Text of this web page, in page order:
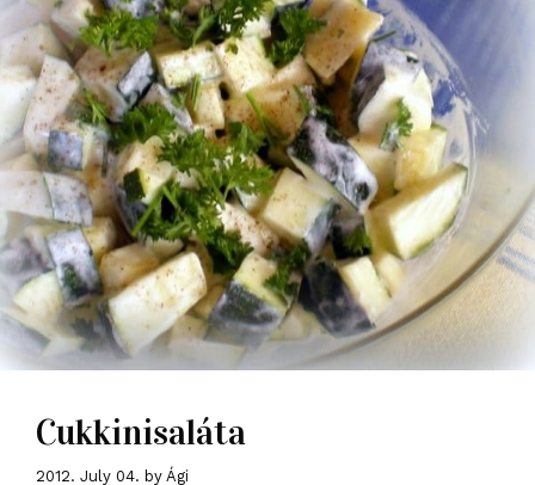
Cukkinisaláta
2012. July 04. by Ági